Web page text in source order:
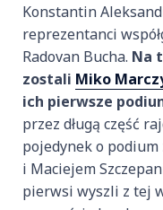
Konstantin
reprezentanci
Radovan Bucha. Na
zostali Miko
ich pierwsze
przez długą część
pojedynek o podium
i Maciejem
pierwsi wyszli z tej